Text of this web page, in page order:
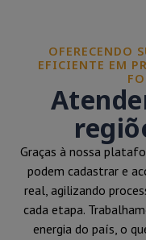
OFERECENDO
EFICIENTE EM
Graças à nossa
podem cadastrar e
real, agilizando
cada etapa.
energia do país, o